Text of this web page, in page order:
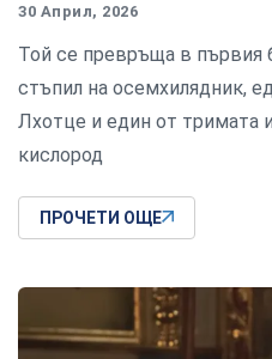
30 Април, 2026
Той се превръща в първия
стъпил на осемхилядник,
Лхотце и един от тримата
кислород
ПРОЧЕТИ ОЩЕ